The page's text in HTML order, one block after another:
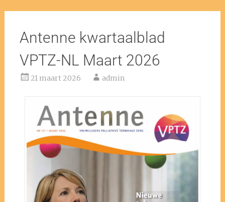
Antenne kwartaalblad
VPTZ-NL Maart 2026
21 maart 2026 admin